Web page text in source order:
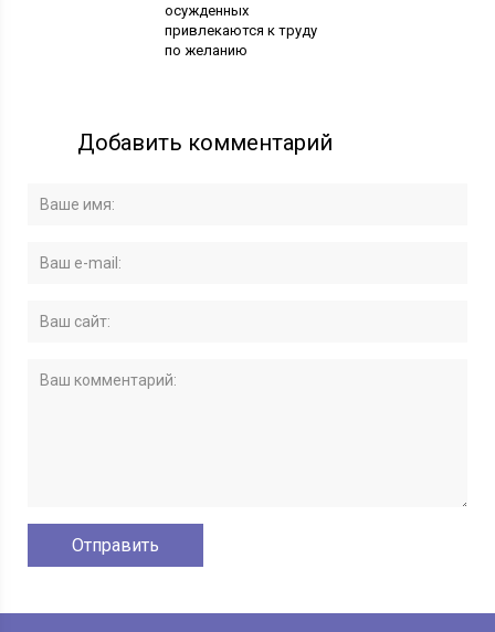
осужденных
привлекаются к труду
по желанию
Добавить комментарий